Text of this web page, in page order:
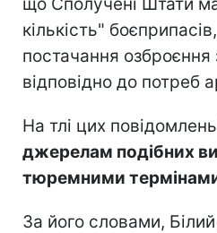
кількість"
постачання
відповідно до потреб
На тлі цих повідомлень
джерелам подібних
тюремними
За його словами,